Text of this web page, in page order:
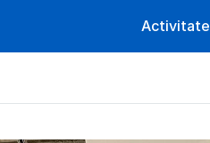
Activitate